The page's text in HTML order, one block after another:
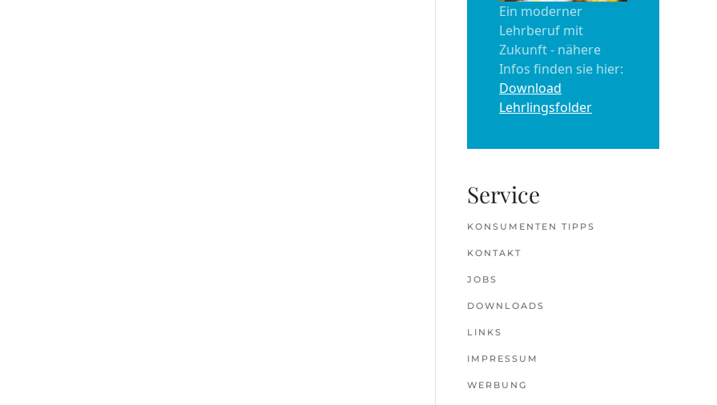
Ein moderner
Lehrberuf mit
Zukunft - nähere
Infos finden sie hier:
Download
Lehrlingsfolder
Service
KONSUMENTEN TIPPS
KONTAKT
JOBS
DOWNLOADS
LINKS
IMPRESSUM
WERBUNG